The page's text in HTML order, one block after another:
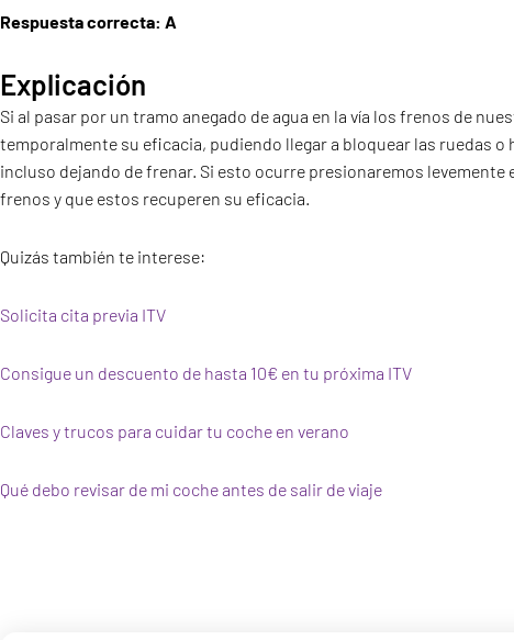
Respuesta correcta: A
Explicación
Si al pasar por un tramo anegado de agua en la vía los frenos de
temporalmente su eficacia, pudiendo llegar a bloquear las ruedas o
incluso dejando de frenar. Si esto ocurre presionaremos levemente
frenos y que estos recuperen su eficacia.
Quizás también te interese:
Solicita cita previa ITV
Consigue un descuento de hasta 10€ en tu próxima ITV
Claves y trucos para cuidar tu coche en verano
Qué debo revisar de mi coche antes de salir de viaje